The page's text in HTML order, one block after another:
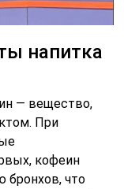
напитка
— вещество,
При
кофеин
бронхов, что